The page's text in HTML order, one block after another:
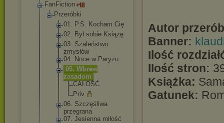
FanFiction
Przeróbki
01. P.S. Kocham Cię
02. Był sobie Książę
03. Szaleństwo
zmysłów
04. Noce w Paryżu
05. Wbrew
zasadom
CAŁOŚĆ
Priv
06. Szczęśliwa
przegrana
07. Jesienna miłość
Autor
Banner:
Ilość
Ilość stron:
Książka:
Gatunek: